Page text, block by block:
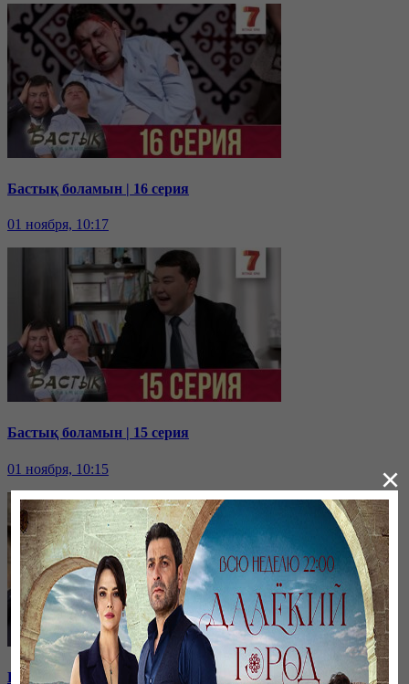
Бастық боламын | 16 серия
01 ноября, 10:17
Бастық боламын | 15 серия
01 ноября, 10:15
Бастық боламын | 14 серия
×